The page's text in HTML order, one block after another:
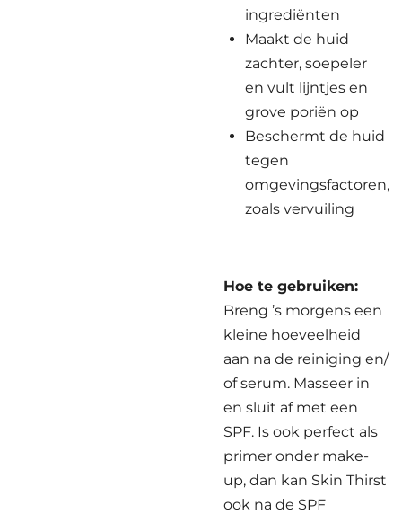
ingrediënten
Maakt de huid
zachter, soepeler
en vult lijntjes en
grove poriën op
Beschermt de huid
tegen
omgevingsfactoren,
zoals vervuiling
Hoe te gebruiken:
Breng ’s morgens een
kleine hoeveelheid
aan na de reiniging en/
of serum. Masseer in
en sluit af met een
SPF. Is ook perfect als
primer onder make-
up, dan kan Skin Thirst
ook na de SPF